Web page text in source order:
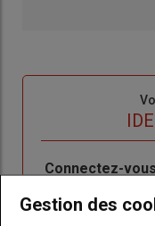
Body
Connectez-
Gestion des